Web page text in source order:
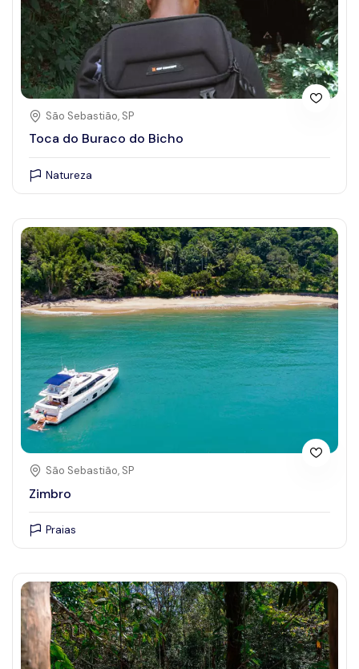
São Sebastião, SP
Toca do Buraco do Bicho
Natureza
São Sebastião, SP
Zimbro
Praias